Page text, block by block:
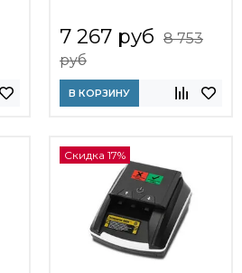
7 267 руб 8 753
руб
В КОРЗИНУ
Скидка 17%